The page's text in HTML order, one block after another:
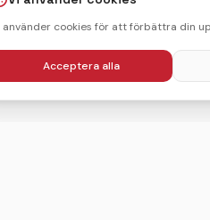
använder cookies för att förbättra din
Acceptera alla